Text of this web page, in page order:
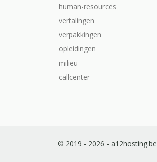
human-resources
vertalingen
verpakkingen
opleidingen
milieu
callcenter
© 2019 - 2026 - a12hosting.be